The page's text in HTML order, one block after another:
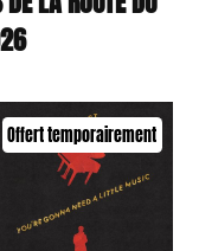
Offert temporairement